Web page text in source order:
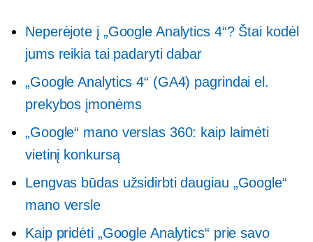
Neperėjote į „Google Analytics 4“? Štai kodėl
jums reikia tai padaryti dabar
„Google Analytics 4“ (GA4) pagrindai el.
prekybos įmonėms
„Google“ mano verslas 360: kaip laimėti
vietinį konkursą
Lengvas būdas užsidirbti daugiau „Google“
mano versle
Kaip pridėti „Google Analytics“ prie savo